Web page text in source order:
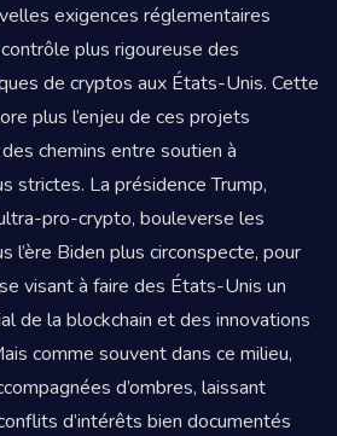
exigences réglementaires
plus rigoureuse des
de cryptos aux États-Unis. Cette
plus l’enjeu de ces projets
chemins entre soutien à
strictes. La présidence Trump,
pro-crypto, bouleverse les
l’ère Biden plus circonspecte, pour
visant à faire des États-Unis un
de la blockchain et des innovations
comme souvent dans ce milieu,
d’ombres, laissant
d’intérêts bien documentés